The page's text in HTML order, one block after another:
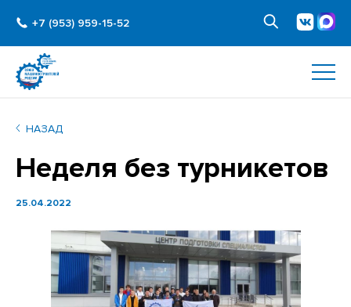
+7 (953) 959-15-52
НАЗАД
Неделя без турникетов
25.04.2022